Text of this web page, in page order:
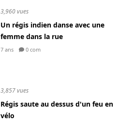
3,960 vues
Un régis indien danse avec une
femme dans la rue
7 ans 0 com
3,857 vues
Régis saute au dessus d'un feu en
vélo